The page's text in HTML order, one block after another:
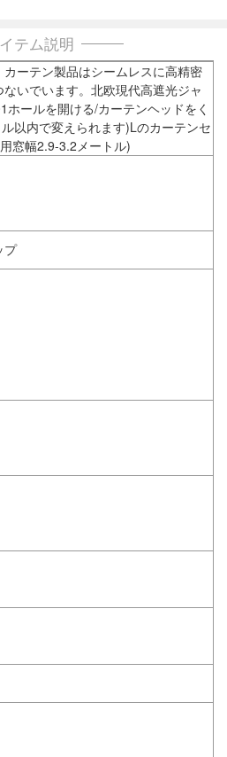
テム説明
カーテン製品はシームレスに高精密
いでいます。北欧現代高遮光ジャ
ホールを開ける/カーテンヘッドをく
以内で変えられます)Lのカーテンセ
窓幅2.9-3.2メートル)
プ